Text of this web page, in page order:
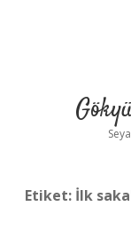
Etiket: İlk